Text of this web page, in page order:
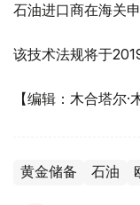
石油进口商在海关
该技术法规将于
【编辑：木合塔尔·
黄金储备 石油